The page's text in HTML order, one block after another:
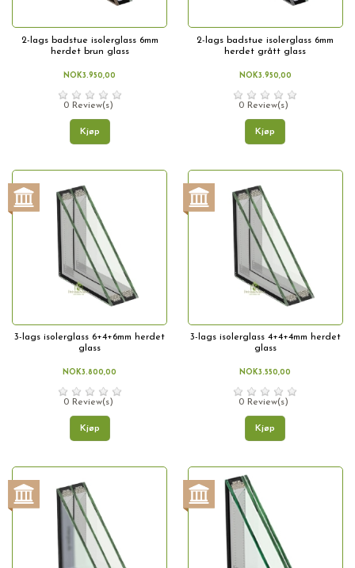
2-lags badstue isolerglass 6mm
herdet brun glass
NOK3.950,00
0 Review(s)
Kjøp
2-lags badstue isolerglass 6mm
herdet grått glass
NOK3.950,00
0 Review(s)
Kjøp
3-lags isolerglass 6+4+6mm herdet
glass
NOK3.800,00
0 Review(s)
Kjøp
3-lags isolerglass 4+4+4mm herdet
glass
NOK3.550,00
0 Review(s)
Kjøp